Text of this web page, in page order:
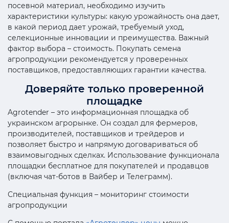
посевной материал, необходимо изучить
характеристики культуры: какую урожайность она дает,
в какой период дает урожай, требуемый уход,
селекционные инновации и преимущества. Важный
фактор выбора – стоимость. Покупать семена
агропродукции рекомендуется у проверенных
поставщиков, предоставляющих гарантии качества.
Доверяйте только проверенной
площадке
Agrotender – это информационная площадка об
украинском агрорынке. Он создал для фермеров,
производителей, поставщиков и трейдеров и
позволяет быстро и напрямую договариваться об
взаимовыгодных сделках. Использование функционала
площадки бесплатное для покупателей и продавцов
(включая чат-ботов в Вайбер и Телеграмм).
Специальная функция – мониторинг стоимости
агропродукции